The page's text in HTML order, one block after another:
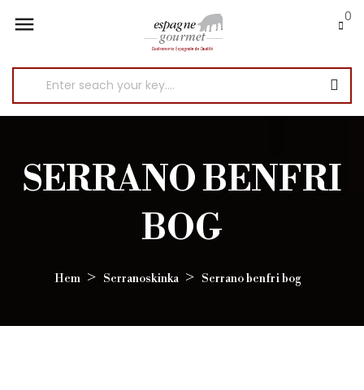
 0
SERRANO BENFRI
BOG
Hem Serranoskinka Serrano benfri bog